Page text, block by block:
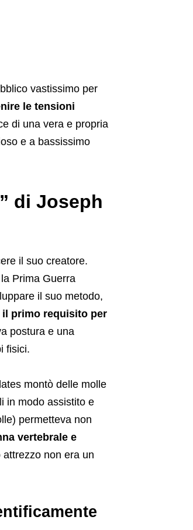
vastissimo per
le tensioni
di una vera e propria
e a bassissimo
di Joseph
il suo creatore.
Prima Guerra
il suo metodo,
il primo requisito per
postura e una
fisici.
montò delle molle
in modo assistito e
permetteva non
vertebrale e
attrezzo non era un